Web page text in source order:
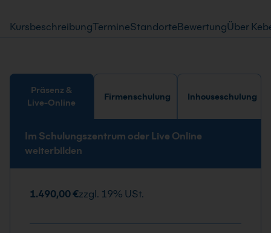
KursbeschreibungTermineStandorteBewertungÜber
Präsenz &
Live-Online
Firmenschulung Inhouseschulung
Im Schulungszentrum oder Live Online
weiterbilden
1.490,00 €zzgl. 19% USt.